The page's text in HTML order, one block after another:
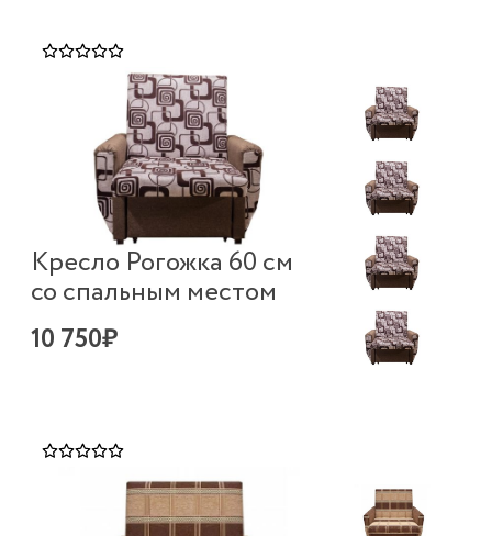
Кресло Рогожка 60 см
со спальным местом
10 750₽